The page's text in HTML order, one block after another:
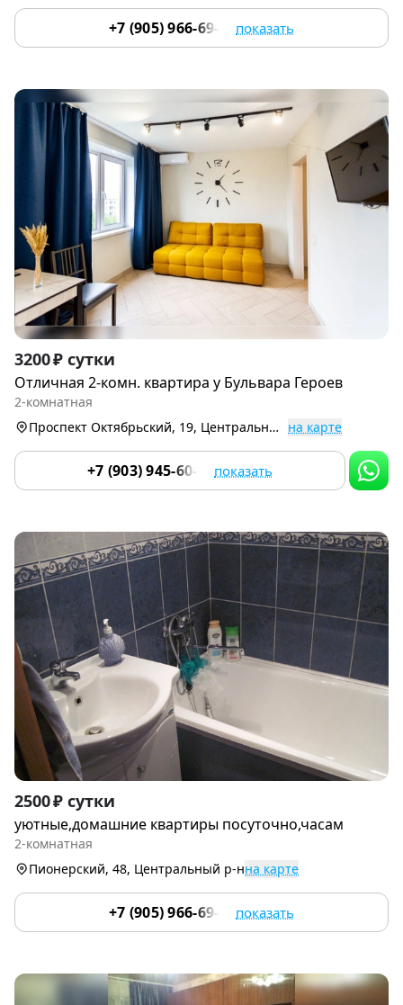
+7 (905) 966-69-97 показать
Item
1
of
9
3200 ₽ сутки
Отличная 2-комн. квартира у Бульвара Героев
2-комнатная
Проспект Октябрьский, 19, Центральный р-н
на карте
+7 (903) 945-60-80 показать
Item
1
of
2500 ₽ сутки
уютные,домашние квартиры посуточно,часам
2-комнатная
Пионерский, 48, Центральный р-нна карте
+7 (905) 966-69-97 показать